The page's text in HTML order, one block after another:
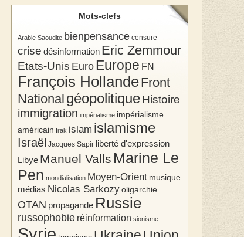
Mots-clefs
Arabie Saoudite bienpensance censure
crise désinformation Eric Zemmour
Etats-Unis Euro Europe FN
François HollandeFront
National géopolitiqueHistoire
immigration impérialisme impérialisme
américain Irak islam islamisme
Israël Jacques Sapir liberté d'expression
Libye Manuel Valls Marine Le
Pen mondialisation Moyen-Orient musique
médias Nicolas Sarkozyoligarchie
OTAN propagande Russie
russophobie réinformation sionisme